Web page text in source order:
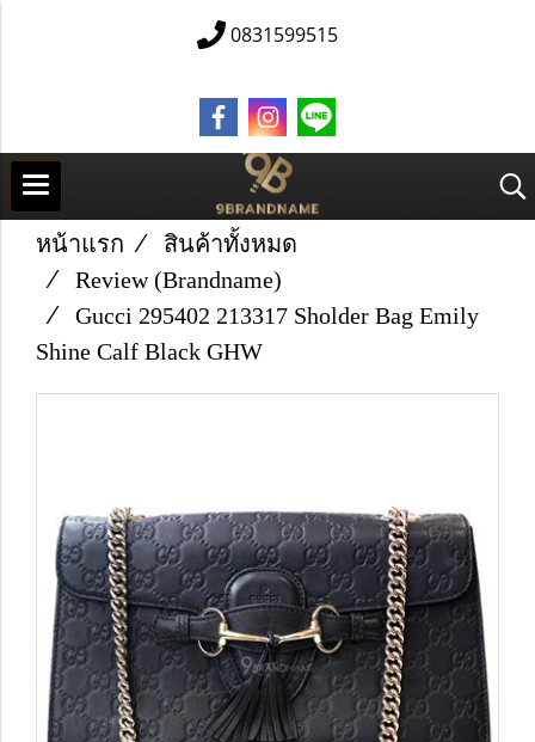
0831599515
หน้าแรก
สินค้าทั้งหมด
Review (Brandname)
Gucci 295402 213317 Sholder Bag Emily
Shine Calf Black GHW